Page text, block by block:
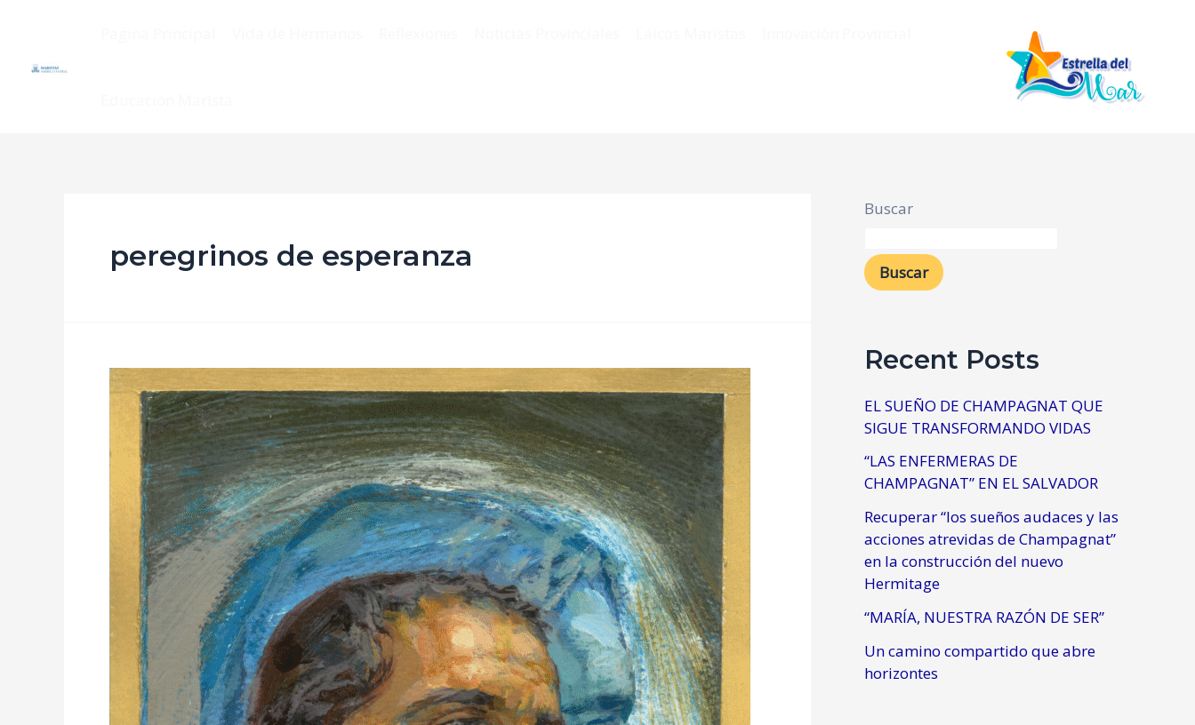
peregrinos de esperanza
Buscar
Buscar
Recent Posts
EL SUEÑO DE CHAMPAGNAT QUE
SIGUE TRANSFORMANDO VIDAS
“LAS ENFERMERAS DE
CHAMPAGNAT” EN EL SALVADOR
Recuperar “los sueños audaces y las
acciones atrevidas de Champagnat”
en la construcción del nuevo
Hermitage
“MARÍA, NUESTRA RAZÓN DE SER”
Un camino compartido que abre
horizontes